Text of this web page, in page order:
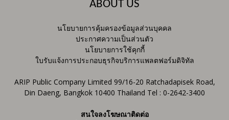
ABOUT US
นโยบายการคุ้มครองข้อมูลส่วนบุคคล
ประกาศความเป็นส่วนตัว
นโยบายการใช้คุกกี้
ใบรับแจ้งการประกอบธุรกิจบริการแพลตฟอร์มดิจิทัล
ARIP Public Company Limited 99/16-20 Ratchadapisek Road,
Din Daeng, Bangkok 10400 Thailand Tel : 0-2642-3400
สนใจลงโฆษณาติดต่อ